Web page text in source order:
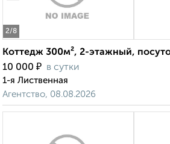
2/8
Коттедж 300м², 2-этажный,
10 000 ₽ в сутки
1-я Лиственная
Агентство, 08.08.2026